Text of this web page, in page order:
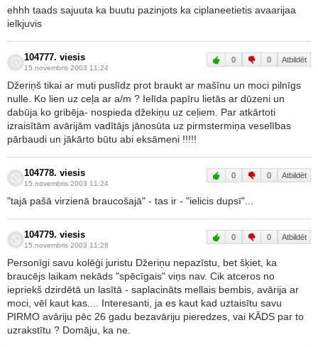
ehhh taads sajuuta ka buutu pazinjots ka ciplaneetietis avaarijaa
ielkjuvis
104777. viesis
15.novembris 2003 11:24
0 0 Atbildēt
Džeriņš tikai ar muti puslīdz prot braukt ar mašīnu un moci pilnīgs
nulle. Ko lien uz ceļa ar a/m ? Ielīda papīru lietās ar dūzeni un
dabūja ko gribēja- nospieda džekiņu uz ceļiem. Par atkārtoti
izraisītām avārijām vadītājs jānosūta uz pirmstermiņa veselības
pārbaudi un jākārto būtu abi eksāmeni !!!!!
104778. viesis
15.novembris 2003 11:24
0 0 Atbildēt
"tajā pašā virzienā braucošajā" - tas ir - "ielicis dupsī"...
104779. viesis
15.novembris 2003 11:28
0 0 Atbildēt
Personīgi savu kolēģi juristu Džeriņu nepazīstu, bet šķiet, ka
braucējs laikam nekāds "spēcīgais" viņs nav. Cik atceros no
iepriekš dzirdētā un lasītā - saplacināts mellais bembis, avārija ar
moci, vēl kaut kas.... Interesanti, ja es kaut kad uztaisītu savu
PIRMO avāriju pēc 26 gadu bezavāriju pieredzes, vai KĀDS par to
uzrakstītu ? Domāju, ka ne.